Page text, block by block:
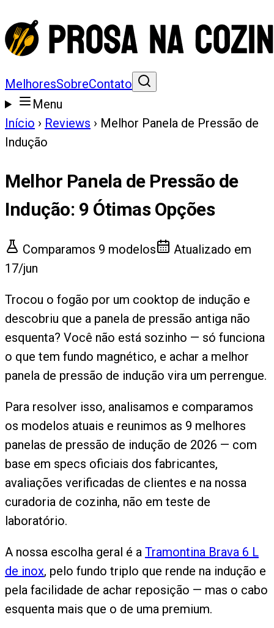
MelhoresSobreContato
Menu
Início › Reviews › Melhor Panela de Pressão de
Indução
Melhor Panela de Pressão de
Indução: 9 Ótimas Opções
Comparamos 9 modelos
Atualizado em
17/jun
Trocou o fogão por um cooktop de indução e
descobriu que a panela de pressão antiga não
esquenta? Você não está sozinho — só funciona
o que tem fundo magnético, e achar a melhor
panela de pressão de indução vira um perrengue.
Para resolver isso, analisamos e comparamos
os modelos atuais e reunimos as 9 melhores
panelas de pressão de indução de 2026 — com
base em specs oficiais dos fabricantes,
avaliações verificadas de clientes e na nossa
curadoria de cozinha, não em teste de
laboratório.
A nossa escolha geral é a Tramontina Brava 6 L
de inox, pelo fundo triplo que rende na indução e
pela facilidade de achar reposição — mas o cabo
esquenta mais que o de uma premium.